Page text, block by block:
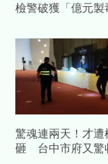
檢警破獲「億元製
驚魂連兩天！才遭
砸 台中市府又驚